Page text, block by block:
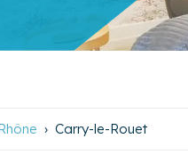
Carry-le-Rouet